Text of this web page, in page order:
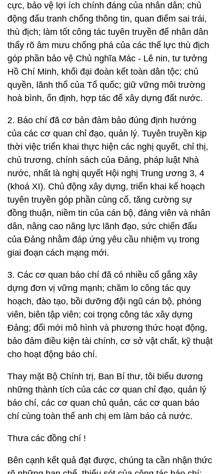
cực, bảo vệ lợi ích chính đáng của nhân dân; chủ
động đấu tranh chống thông tin, quan điểm sai trái,
thù địch; làm tốt công tác tuyên truyền để nhân dân
thấy rõ âm mưu chống phá của các thế lực thù địch
góp phần bảo vệ Chủ nghĩa Mác - Lê nin, tư tưởng
Hồ Chí Minh, khối đại đoàn kết toàn dân tộc; chủ
quyền, lãnh thổ của Tổ quốc; giữ vững môi trường
hoà bình, ổn định, hợp tác để xây dựng đất nước.
2. Báo chí đã cơ bản đảm bảo đúng định hướng
của các cơ quan chỉ đạo, quản lý. Tuyên truyền kịp
thời việc triển khai thực hiện các nghị quyết, chỉ thị,
chủ trương, chính sách của Đảng, pháp luật Nhà
nước, nhất là nghị quyết Hội nghị Trung ương 3, 4
(khoá XI). Chủ động xây dựng, triển khai kế hoạch
tuyên truyền góp phần củng cố, tăng cường sự
đồng thuận, niềm tin của cán bộ, đảng viên và nhân
dân, nâng cao năng lực lãnh đạo, sức chiến đấu
của Đảng nhằm đáp ứng yêu cầu nhiệm vụ trong
giai đoạn cách mạng mới.
3. Các cơ quan báo chí đã có nhiều cố gắng xây
dựng đơn vị vững mạnh; chăm lo công tác quy
hoạch, đào tạo, bồi dưỡng đội ngũ cán bộ, phóng
viên, biên tập viên; coi trọng công tác xây dựng
Đảng; đổi mới mô hình và phương thức hoạt động,
bảo đảm điều kiện tài chính, cơ sở vật chất, kỹ thuật
cho hoạt động báo chí.
Thay mặt Bộ Chính trị, Ban Bí thư, tôi biểu dương
những thành tích của các cơ quan chỉ đạo, quản lý
báo chí, các cơ quan chủ quản, các cơ quan báo
chí cùng toàn thể anh chị em làm báo cả nước.
Thưa các đồng chí !
Bên cạnh kết quả đạt được, chúng ta cần nhận thức